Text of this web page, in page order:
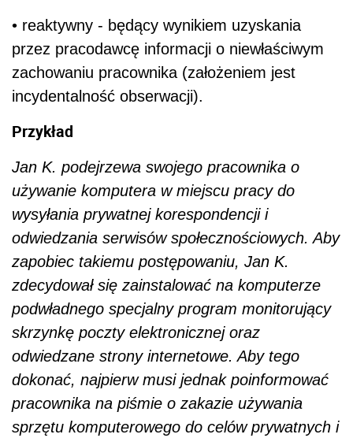
• reaktywny - będący wynikiem uzyskania
przez pracodawcę informacji o niewłaściwym
zachowaniu pracownika (założeniem jest
incydentalność obserwacji).
Przykład
Jan K. podejrzewa swojego pracownika o
używanie komputera w miejscu pracy do
wysyłania prywatnej korespondencji i
odwiedzania serwisów społecznościowych. Aby
zapobiec takiemu postępowaniu, Jan K.
zdecydował się zainstalować na komputerze
podwładnego specjalny program monitorujący
skrzynkę poczty elektronicznej oraz
odwiedzane strony internetowe. Aby tego
dokonać, najpierw musi jednak poinformować
pracownika na piśmie o zakazie używania
sprzętu komputerowego do celów prywatnych i